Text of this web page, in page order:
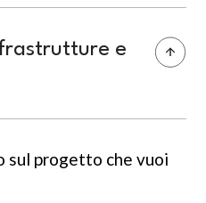
e
sul progetto che vuoi